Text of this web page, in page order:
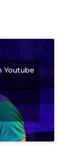
Youtube